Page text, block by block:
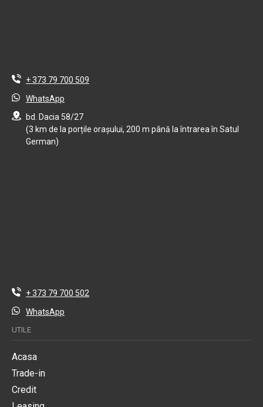
+ 373 79 700 509
WhatsApp
bd. Dacia 58/27
(3 km de la porțile orașului, 200 m până la întrarea în Satul
German)
+ 373 79 700 502
WhatsApp
UTILE
Acasa
Trade-in
Credit